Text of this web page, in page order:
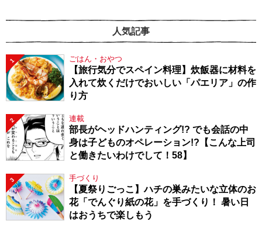
人気記事
1 ごはん・おやつ
【旅行気分でスペイン料理】炊飯器に材料を
入れて炊くだけでおいしい「パエリア」の作
り方
2 連載
部長がヘッドハンティング!? でも会話の中
身は子どものオペレーション!?【こんな上司
と働きたいわけでして！58】
3 手づくり
【夏祭りごっこ】ハチの巣みたいな立体のお
花「でんぐり紙の花」を手づくり！ 暑い日
はおうちで楽しもう